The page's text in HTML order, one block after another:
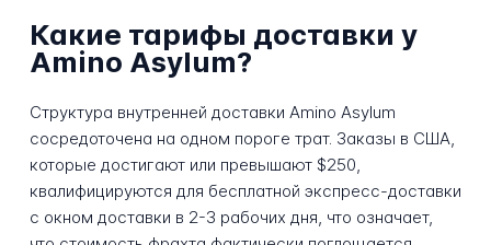
Какие тарифы доставки у
Amino Asylum?
Структура внутренней доставки Amino Asylum
сосредоточена на одном пороге трат. Заказы в США,
которые достигают или превышают $250,
квалифицируются для бесплатной экспресс-доставки
с окном доставки в 2-3 рабочих дня, что означает,